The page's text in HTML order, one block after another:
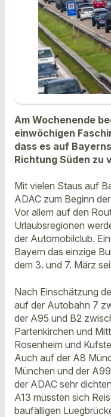
Am Wochenende
einwöchigen
dass es auf
Richtung Süden zu
Mit vielen Staus auf
ADAC zum Beginn
Vor allem auf den
Urlaubsregionen
der Automobilclub.
Bayern das einzige
dem 3. und 7. März
Nach Einschätzung
auf der Autobahn 7
der A95 und B2
Partenkirchen und
Rosenheim und
Auch auf der A8
München und der
der ADAC sehr
A13 müssten sich
baufälligen